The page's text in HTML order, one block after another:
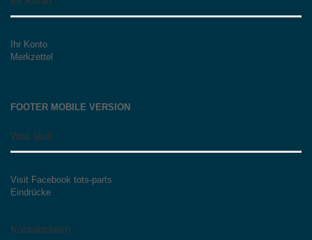
Ihr Konto
Merkzettel
FOOTER MOBILE VERSION
Was läuft
Visit Facebook tots-parts
Eindrücke
Kontaktdaten